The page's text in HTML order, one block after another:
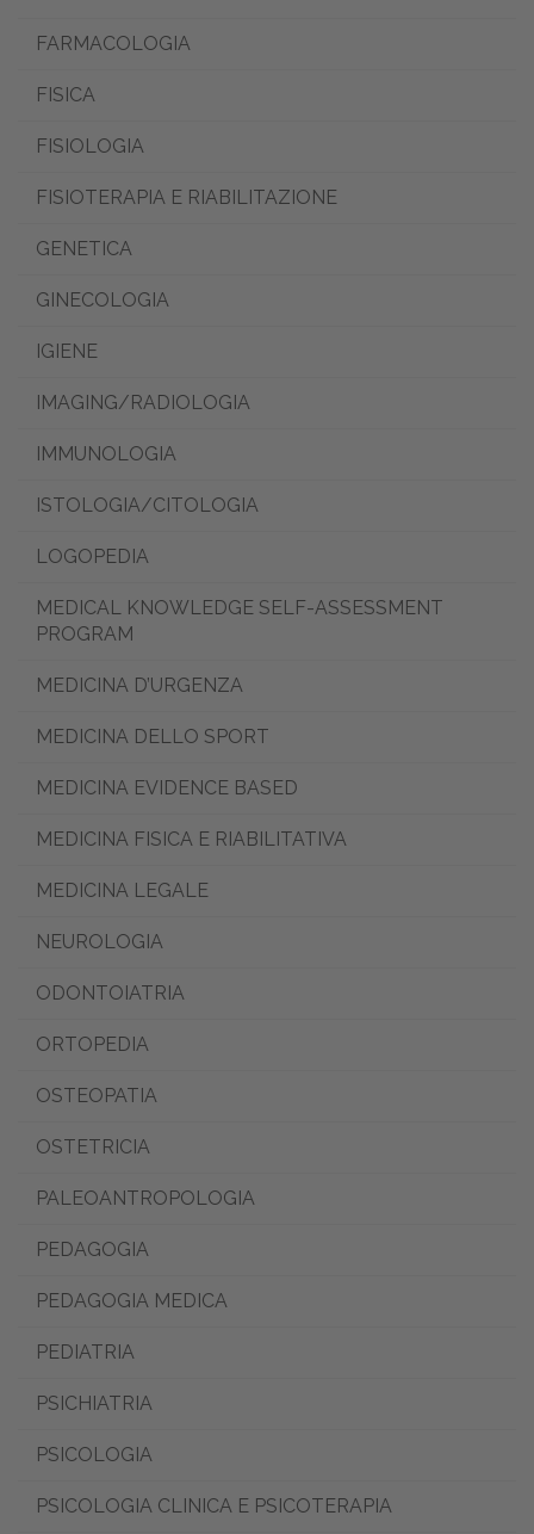
FARMACOLOGIA
FISICA
FISIOLOGIA
FISIOTERAPIA E RIABILITAZIONE
GENETICA
GINECOLOGIA
IGIENE
IMAGING/RADIOLOGIA
IMMUNOLOGIA
ISTOLOGIA/CITOLOGIA
LOGOPEDIA
MEDICAL KNOWLEDGE SELF-ASSESSMENT
PROGRAM
MEDICINA D’URGENZA
MEDICINA DELLO SPORT
MEDICINA EVIDENCE BASED
MEDICINA FISICA E RIABILITATIVA
MEDICINA LEGALE
NEUROLOGIA
ODONTOIATRIA
ORTOPEDIA
OSTEOPATIA
OSTETRICIA
PALEOANTROPOLOGIA
PEDAGOGIA
PEDAGOGIA MEDICA
PEDIATRIA
PSICHIATRIA
PSICOLOGIA
PSICOLOGIA CLINICA E PSICOTERAPIA